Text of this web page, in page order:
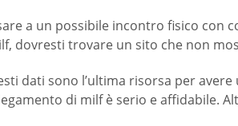
a un possibile incontro fisico con
dovresti trovare un sito che non
sono l’ultima risorsa per avere
di milf è serio e affidabile.